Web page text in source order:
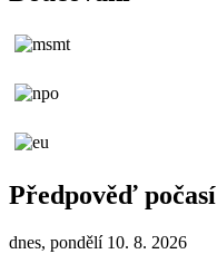
Předpověď počasí
dnes, pondělí 10. 8. 2026